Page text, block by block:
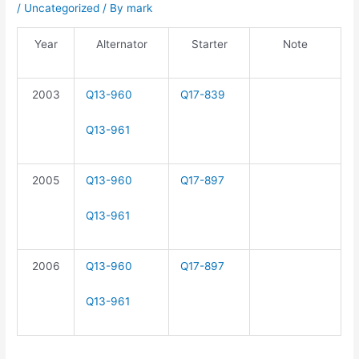
/ Uncategorized / By mark
Year Alternator Starter Note
2003 Q13-960
Q13-961
Q17-839
2005 Q13-960
Q13-961
Q17-897
2006 Q13-960
Q13-961
Q17-897